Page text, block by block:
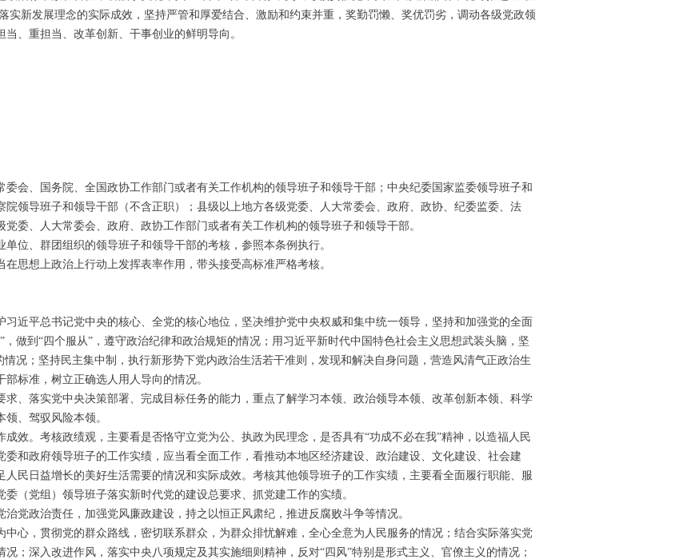
实新发展理念的实际成效，坚持严管和厚爱结合、激励和约束并重，奖勤罚懒、奖优罚劣，调动各级党政领
、重担当、改革创新、干事创业的鲜明导向。
、国务院、全国政协工作部门或者有关工作机构的领导班子和领导干部；中央纪委国家监委领导班子和
领导班子和领导干部（不含正职）；县级以上地方各级党委、人大常委会、政府、政协、纪委监委、法
委、人大常委会、政府、政协工作部门或者有关工作机构的领导班子和领导干部。
、群团组织的领导班子和领导干部的考核，参照本条例执行。
想上政治上行动上发挥表率作用，带头接受高标准严格考核。
平总书记党中央的核心、全党的核心地位，坚决维护党中央权威和集中统一领导，坚持和加强党的全面
做到“四个服从”，遵守政治纪律和政治规矩的情况；用习近平新时代中国特色社会主义思想武装头脑，坚
况；坚持民主集中制，执行新形势下党内政治生活若干准则，发现和解决自身问题，营造风清气正政治生
标准，树立正确选人用人导向的情况。
落实党中央决策部署、完成目标任务的能力，重点了解学习本领、政治领导本领、改革创新本领、科学
、驾驭风险本领。
。考核政绩观，主要看是否恪守立党为公、执政为民理念，是否具有“功成不必在我”精神，以造福人民
和政府领导班子的工作实绩，应当看全面工作，看推动本地区经济建设、政治建设、文化建设、社会建
民日益增长的美好生活需要的情况和实际成效。考核其他领导班子的工作实绩，主要看全面履行职能、服
（党组）领导班子落实新时代党的建设总要求、抓党建工作的实绩。
政治责任，加强党风廉政建设，持之以恒正风肃纪，推进反腐败斗争等情况。
，贯彻党的群众路线，密切联系群众，为群众排忧解难，全心全意为人民服务的情况；结合实际落实党
；深入改进作风，落实中央八项规定及其实施细则精神，反对“四风”特别是形式主义、官僚主义的情况；